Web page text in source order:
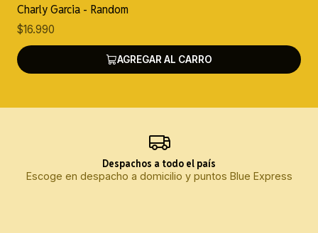
Charly Garcia - Random
$16.990
AGREGAR AL CARRO
Despachos a todo el país
Escoge en despacho a domicilio y puntos Blue Express